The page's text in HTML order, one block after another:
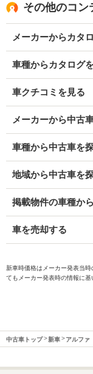
その他のコン
メーカーからカタ
車種からカタログ
車クチコミを見る
メーカーから中古
車種から中古車を
地域から中古車を
掲載物件の車種か
車を売却する
新車時価格はメーカー発表当
てもメーカー発表時の情報に基
中古車トップ 新車 アルファ